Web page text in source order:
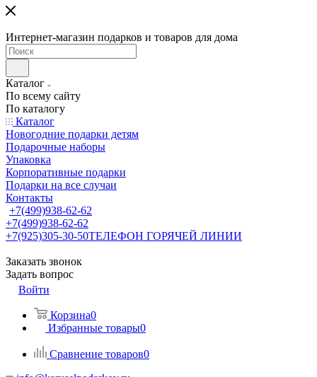
Интернет-магазин подарков и товаров для дома
Каталог
По всему сайту
По каталогу
Каталог
Новогодние подарки детям
Подарочные наборы
Упаковка
Корпоративные подарки
Подарки на все случаи
Контакты
+7(499)938-62-62
+7(499)938-62-62
+7(925)305-30-50ТЕЛЕФОН ГОРЯЧЕЙ ЛИНИИ
Заказать звонок
Задать вопрос
Войти
Корзина0
Избранные товары0
Сравнение товаров0